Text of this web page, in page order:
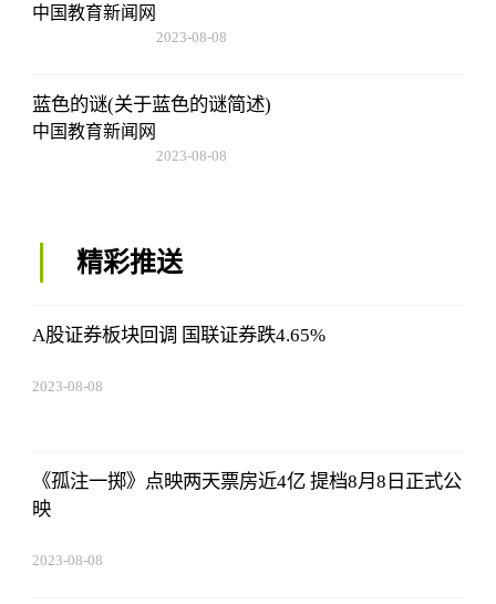
中国教育新闻网
2023-08-08
蓝色的谜(关于蓝色的谜简述)
中国教育新闻网
2023-08-08
精彩推送
A股证券板块回调 国联证券跌4.65%
2023-08-08
《孤注一掷》点映两天票房近4亿 提档8月8日正式公
映
2023-08-08